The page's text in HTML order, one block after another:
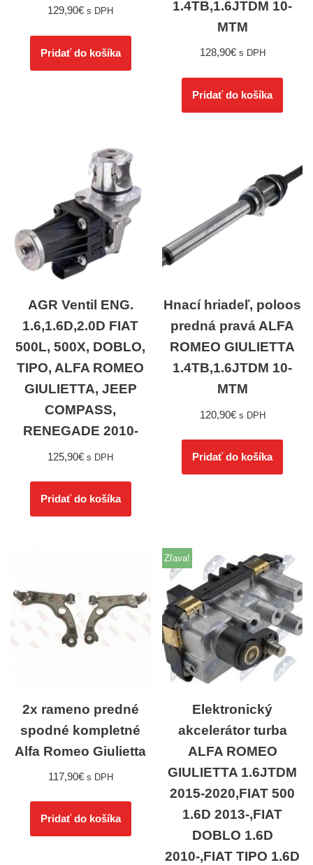
129,90€ s DPH
Pridať do košíka
1.4TB,1.6JTDM 10-
MTM
128,90€ s DPH
Pridať do košíka
AGR Ventil ENG.
1.6,1.6D,2.0D FIAT
500L, 500X, DOBLO,
TIPO, ALFA ROMEO
GIULIETTA, JEEP
COMPASS,
RENEGADE 2010-
125,90€ s DPH
Pridať do košíka
Hnací hriadeľ, poloos
predná pravá ALFA
ROMEO GIULIETTA
1.4TB,1.6JTDM 10-
MTM
120,90€ s DPH
Pridať do košíka
2x rameno predné
spodné kompletné
Alfa Romeo Giulietta
117,90€ s DPH
Pridať do košíka
Zľava!
Elektronický
akcelerátor turba
ALFA ROMEO
GIULIETTA 1.6JTDM
2015-2020,FIAT 500
1.6D 2013-,FIAT
DOBLO 1.6D
2010-,FIAT TIPO 1.6D